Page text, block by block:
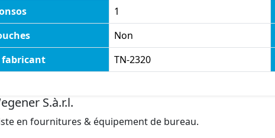
1
Non
fabricant
TN-2320
S.à.r.l.
en fournitures & équipement de bureau.